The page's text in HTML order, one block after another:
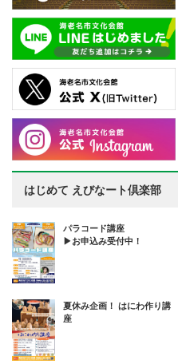
はじめて えびなート倶楽部
パラコード講座
▶お申込み受付中！
夏休み企画！ はにわ作り講
座